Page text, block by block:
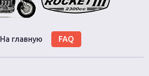
На главную FAQ